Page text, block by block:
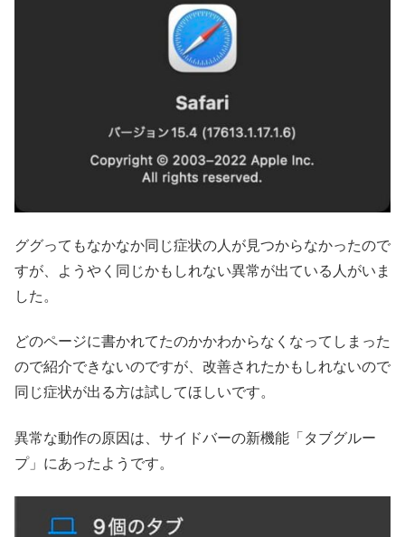
ググってもなかなか同じ症状の人が見つからなかったので
すが、ようやく同じかもしれない異常が出ている人がいま
した。
どのページに書かれてたのかかわからなくなってしまった
ので紹介できないのですが、改善されたかもしれないので
同じ症状が出る方は試してほしいです。
異常な動作の原因は、サイドバーの新機能「タブグルー
プ」にあったようです。